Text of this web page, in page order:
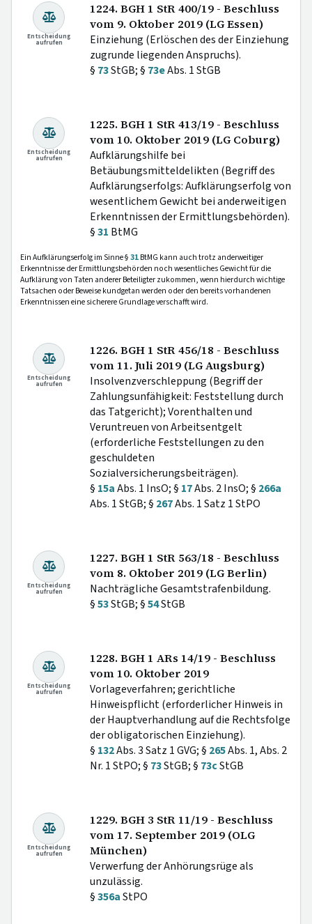
Entscheidung
aufrufen
1224. BGH 1 StR 400/19 - Beschluss
vom 9. Oktober 2019 (LG Essen)
Einziehung (Erlöschen des der Einziehung
zugrunde liegenden Anspruchs).
§ 73StGB; § 73eAbs. 1 StGB
Entscheidung
aufrufen
1225. BGH 1 StR 413/19 - Beschluss
vom 10. Oktober 2019 (LG Coburg)
Aufklärungshilfe bei
Betäubungsmitteldelikten (Begriff des
Aufklärungserfolgs: Aufklärungserfolg von
wesentlichem Gewicht bei anderweitigen
Erkenntnissen der Ermittlungsbehörden).
§31 BtMG
Ein Aufklärungserfolg im Sinne §31BtMG kann auch trotz anderweitiger
Erkenntnisse der Ermittlungsbehörden noch wesentliches Gewicht für die
Aufklärung von Taten anderer Beteiligter zukommen, wenn hierdurch wichtige
Tatsachen oder Beweise kundgetan werden oder den bereits vorhandenen
Erkenntnissen eine sicherere Grundlage verschafft wird.
Entscheidung
aufrufen
1226. BGH 1 StR 456/18 - Beschluss
vom 11. Juli 2019 (LG Augsburg)
Insolvenzverschleppung (Begriff der
Zahlungsunfähigkeit: Feststellung durch
das Tatgericht); Vorenthalten und
Veruntreuen von Arbeitsentgelt
(erforderliche Feststellungen zu den
geschuldeten
Sozialversicherungsbeiträgen).
§ 15aAbs. 1 InsO; § 17Abs. 2 InsO; § 266a
Abs. 1 StGB; § 267Abs. 1 Satz 1 StPO
Entscheidung
aufrufen
1227. BGH 1 StR 563/18 - Beschluss
vom 8. Oktober 2019 (LG Berlin)
Nachträgliche Gesamtstrafenbildung.
§53StGB; §54StGB
Entscheidung
aufrufen
1228. BGH 1 ARs 14/19 - Beschluss
vom 10. Oktober 2019
Vorlageverfahren; gerichtliche
Hinweispflicht (erforderlicher Hinweis in
der Hauptverhandlung auf die Rechtsfolge
der obligatorischen Einziehung).
§ 132Abs. 3 Satz 1 GVG; § 265Abs. 1, Abs. 2
Nr. 1 StPO; § 73StGB; § 73cStGB
Entscheidung
aufrufen
1229. BGH 3 StR 11/19 - Beschluss
vom 17. September 2019 (OLG
München)
Verwerfung der Anhörungsrüge als
unzulässig.
§356aStPO